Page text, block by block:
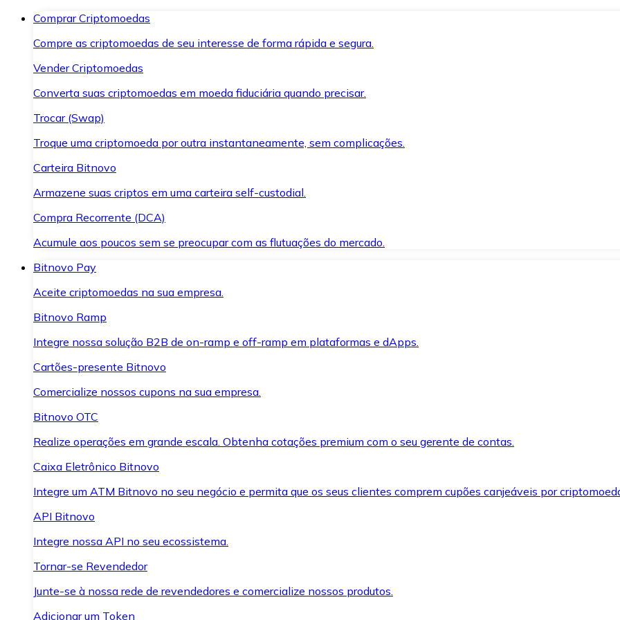
Comprar Criptomoedas
Compre as criptomoedas de seu interesse de forma rápida e segura.
Vender Criptomoedas
Converta suas criptomoedas em moeda fiduciária quando precisar.
Trocar (Swap)
Troque uma criptomoeda por outra instantaneamente, sem complicações.
Carteira Bitnovo
Armazene suas criptos em uma carteira self-custodial.
Compra Recorrente (DCA)
Acumule aos poucos sem se preocupar com as flutuações do mercado.
Bitnovo Pay
Aceite criptomoedas na sua empresa.
Bitnovo Ramp
Integre nossa solução B2B de on-ramp e off-ramp em plataformas e dApps.
Cartões-presente Bitnovo
Comercialize nossos cupons na sua empresa.
Bitnovo OTC
Realize operações em grande escala. Obtenha cotações premium com o seu gerente de contas.
Caixa Eletrônico Bitnovo
Integre um ATM Bitnovo no seu negócio e permita que os seus clientes comprem cupões canjeáveis por
API Bitnovo
Integre nossa API no seu ecossistema.
Tornar-se Revendedor
Junte-se à nossa rede de revendedores e comercialize nossos produtos.
Adicionar um Token